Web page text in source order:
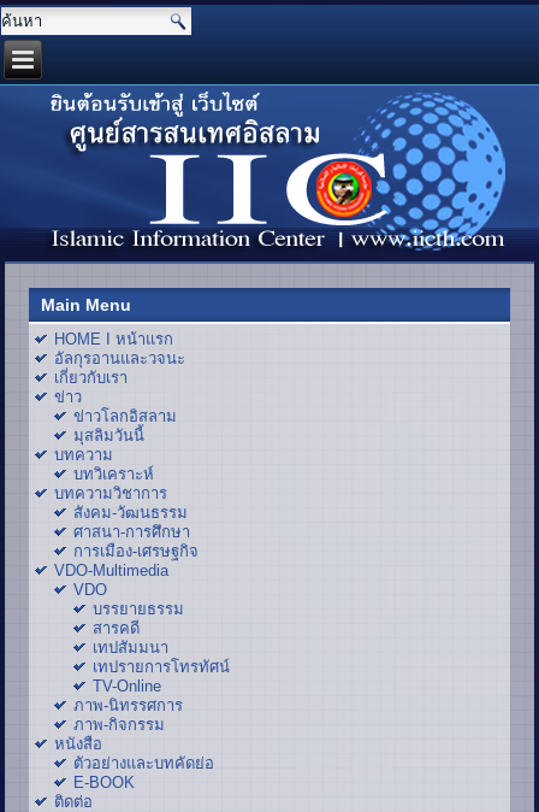
Main Menu
HOME I หน้าแรก
อัลกุรอานและวจนะ
เกี่ยวกับเรา
ข่าว
ข่าวโลกอิสลาม
มุสลิมวันนี้
บทความ
บทวิเคราะห์
บทความวิชาการ
สังคม-วัฒนธรรม
ศาสนา-การศึกษา
การเมือง-เศรษฐกิจ
VDO-Multimedia
VDO
บรรยายธรรม
สารคดี
เทปสัมมนา
เทปรายการโทรทัศน์
TV-Online
ภาพ-นิทรรศการ
ภาพ-กิจกรรม
หนังสือ
ตัวอย่างและบทคัดย่อ
E-BOOK
ติดต่อ